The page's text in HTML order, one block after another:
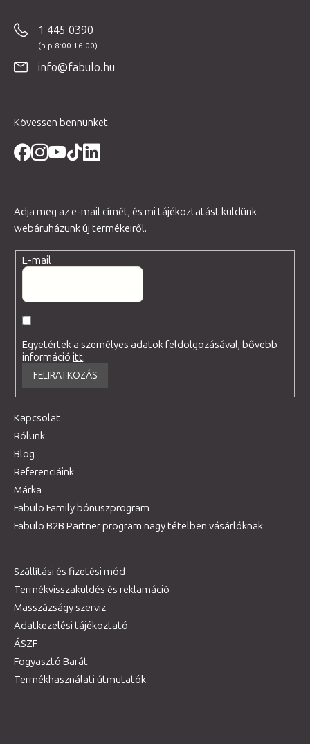
1 445 0390
info@fabulo.hu
Kövessen bennünket
Adja meg az e-mail címét, és mi tájékoztatást küldünk
webáruházunk új termékeiről.
E-mail
Egyetértek a személyes adatok feldolgozásával, bővebb
információitt.
FELIRATKOZÁS
Kapcsolat
Rólunk
Blog
Referenciáink
Márka
Fabulo Family bónuszprogram
Fabulo B2B Partner program nagy tételben vásárlóknak
Szállítási és fizetési mód
Termékvisszaküldés és reklamáció
Masszázságy szerviz
Adatkezelési tájékoztató
ÁSZF
Fogyasztó Barát
Termékhasználati útmutatók